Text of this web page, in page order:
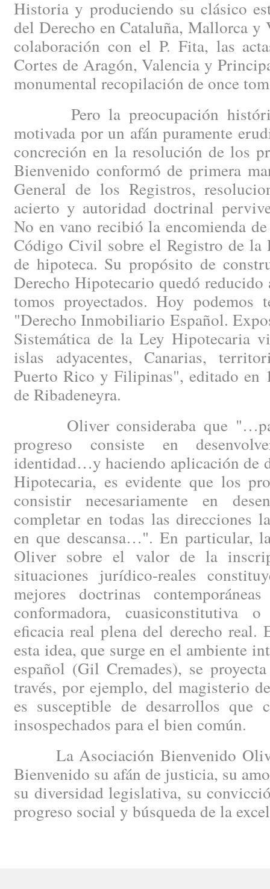
Historia y produciendo su clásico
del Derecho en Cataluña, Mallorca y
colaboración con el P. Fita, las
Cortes de Aragón, Valencia y
monumental recopilación de once
Pero la preocupación
motivada por un afán puramente
concreción en la resolución de los
Bienvenido conformó de primera
General de los Registros,
acierto y autoridad doctrinal
No en vano recibió la encomienda
Código Civil sobre el Registro de la
de hipoteca. Su propósito de
Derecho Hipotecario quedó
tomos proyectados. Hoy podemos
"Derecho Inmobiliario Español.
Sistemática de la Ley Hipotecaria
islas adyacentes, Canarias,
Puerto Rico y Filipinas", editado en
de Ribadeneyra.
Oliver consideraba que
progreso consiste en
identidad…y haciendo aplicación de
Hipotecaria, es evidente que los
consistir necesariamente en
completar en todas las direcciones
en que descansa…". En particular,
Oliver sobre el valor de la
situaciones jurídico-reales
mejores doctrinas
conformadora, cuasiconstitutiva
eficacia real plena del derecho real.
esta idea, que surge en el ambiente
español (Gil Cremades), se
través, por ejemplo, del magisterio
es susceptible de desarrollos que
insospechados para el bien común.
La Asociación Bienvenido
Bienvenido su afán de justicia, su
su diversidad legislativa, su
progreso social y búsqueda de la